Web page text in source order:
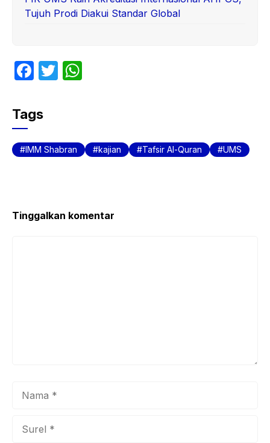
Tujuh Prodi Diakui Standar Global
F
c
e
b
T
A
Tags
IMM Shabran kajian Tafsir Al-Quran UMS
Tinggalkan komentar